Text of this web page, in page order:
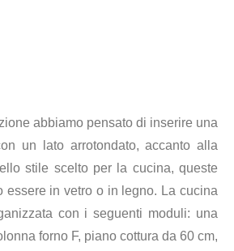
abbiamo pensato di inserire una
un lato arrotondato, accanto alla
stile scelto per la cucina, queste
essere in vetro o in legno. La cucina
con i seguenti moduli: una
forno F, piano cottura da 60 cm,